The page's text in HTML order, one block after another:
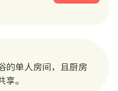
的单人房间，且厨房
享。